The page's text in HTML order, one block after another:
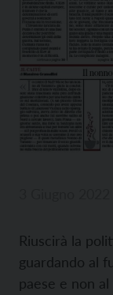
Riuscirà la
guardando al
paese e non